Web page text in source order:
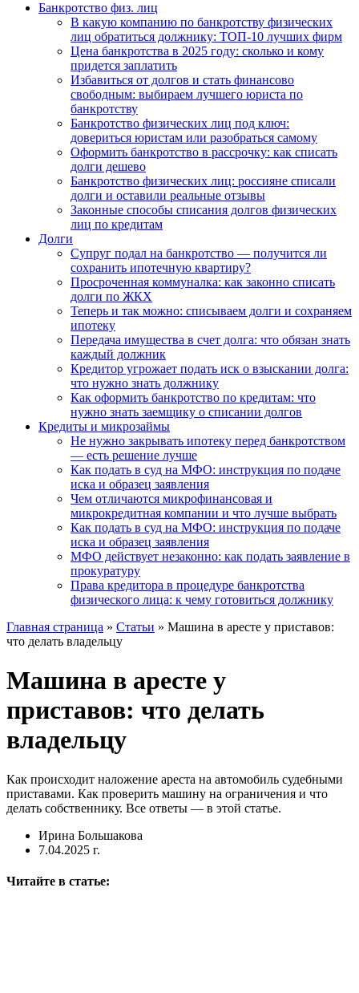
Банкротство физ. лиц
В какую компанию по банкротству физических
лиц обратиться должнику: ТОП-10 лучших фирм
Цена банкротства в 2025 году: сколько и кому
придется заплатить
Избавиться от долгов и стать финансово
свободным: выбираем лучшего юриста по
банкротству
Банкротство физических лиц под ключ:
довериться юристам или разобраться самому
Оформить банкротство в рассрочку: как списать
долги дешево
Банкротство физических лиц: россияне списали
долги и оставили реальные отзывы
Законные способы списания долгов физических
лиц по кредитам
Долги
Супруг подал на банкротство — получится ли
сохранить ипотечную квартиру?
Просроченная коммуналка: как законно списать
долги по ЖКХ
Теперь и так можно: списываем долги и сохраняем
ипотеку
Передача имущества в счет долга: что обязан знать
каждый должник
Кредитор угрожает подать иск о взыскании долга:
что нужно знать должнику
Как оформить банкротство по кредитам: что
нужно знать заемщику о списании долгов
Кредиты и микрозаймы
Не нужно закрывать ипотеку перед банкротством
— есть решение лучше
Как подать в суд на МФО: инструкция по подаче
иска и образец заявления
Чем отличаются микрофинансовая и
микрокредитная компании и что лучше выбрать
Как подать в суд на МФО: инструкция по подаче
иска и образец заявления
МФО действует незаконно: как подать заявление в
прокуратуру
Права кредитора в процедуре банкротства
физического лица: к чему готовиться должнику
Главная страница » Статьи » Машина в аресте у приставов:
что делать владельцу
Машина в аресте у
приставов: что делать
владельцу
Как происходит наложение ареста на автомобиль судебными
приставами. Как проверить машину на ограничения и что
делать собственнику. Все ответы — в этой статье.
Ирина Большакова
7.04.2025 г.
Читайте в статье: